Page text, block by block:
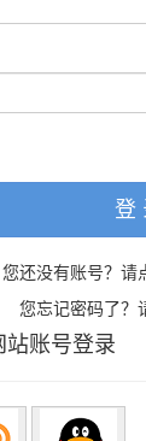
登
您还没有账号？请
您忘记密码了？
站账号登录